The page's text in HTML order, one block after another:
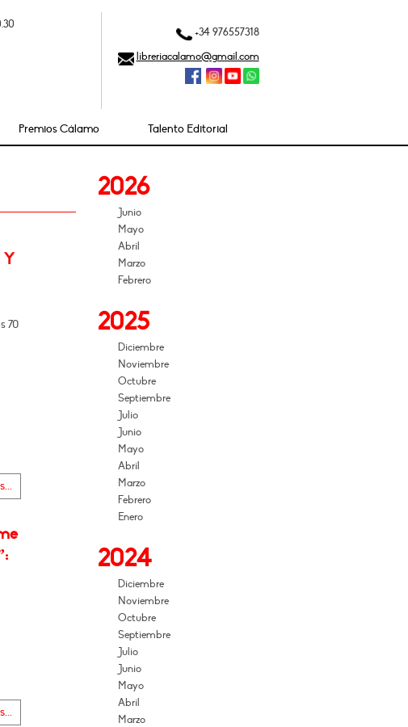
+34 976557318
libreriacalamo@gmail.com
Premios Cálamo Talento Editorial
Y
70
2026
Junio
Mayo
Abril
Marzo
Febrero
2025
Diciembre
Noviembre
Octubre
Septiembre
Julio
Junio
Mayo
Abril
Marzo
Febrero
Enero
2024
Diciembre
Noviembre
Octubre
Septiembre
Julio
Junio
Mayo
Abril
Marzo